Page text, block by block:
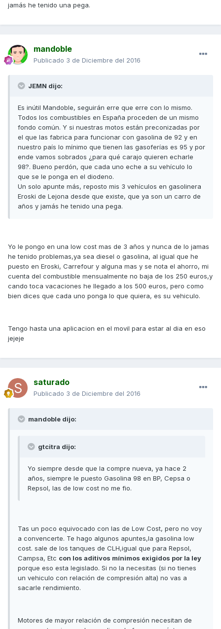
jamás he tenido una pega.
mandoble
Publicado 3 de Diciembre del 2016
JEMN dijo:
Es inútil Mandoble, seguirán erre que erre con lo mismo.
Todos los combustibles en España proceden de un mismo
fondo común. Y si nuestras motos están preconizadas por
el que las fabrica para funcionar con gasolina de 92 y en
nuestro país lo mínimo que tienen las gasoferías es 95 y por
ende vamos sobrados ¿para qué carajo quieren echarle
98?. Bueno perdón, que cada uno eche a su vehículo lo
que se le ponga en el diodeno.
Un solo apunte más, reposto mis 3 vehículos en gasolinera
Eroski de Lejona desde que existe, que ya son un carro de
años y jamás he tenido una pega.
Yo le pongo en una low cost mas de 3 años y nunca de lo jamas
he tenido problemas,ya sea diesel o gasolina, al igual que he
puesto en Eroski, Carrefour y alguna mas y se nota el ahorro, mi
cuenta del combustible mensualmente no baja de los 250 euros,y
cando toca vacaciones he llegado a los 500 euros, pero como
bien dices que cada uno ponga lo que quiera, es su vehiculo.
Tengo hasta una aplicacion en el movil para estar al dia en eso
jejeje
saturado
Publicado 3 de Diciembre del 2016
mandoble dijo:
gtcitra dijo:
Yo siempre desde que la compre nueva, ya hace 2
años, siempre le puesto Gasolina 98 en BP, Cepsa o
Repsol, las de low cost no me fio.
Tas un poco equivocado con las de Low Cost, pero no voy
a convencerte. Te hago algunos apuntes,la gasolina low
cost. sale de los tanques de CLH,igual que para Repsol,
Campsa, Etc con los aditivos mínimos exigidos por la ley
porque eso esta legislado. Si no la necesitas (si no tienes
un vehiculo con relación de compresión alta) no vas a
sacarle rendimiento.
Motores de mayor relación de compresión necesitan de